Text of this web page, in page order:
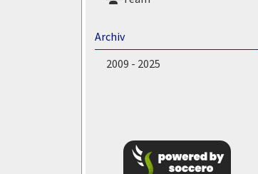
Archiv
2009 - 2025